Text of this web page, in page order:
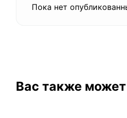
Пока нет
Вас также может